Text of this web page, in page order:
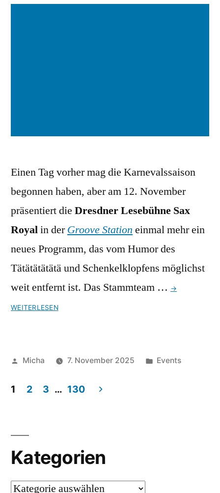
Einen Tag vorher mag die Karnevalssaison
begonnen haben, aber am 12. November
präsentiert die Dresdner Lesebühne Sax
Royalin derGroove Station einmal mehr ein
neues Programm, das vom Humor des
Tätätätätätä und Schenkelklopfens möglichst
weit entfernt ist. Das Stammteam … →
WEITERLESEN
Veröffentlicht
Micha 7. November 2025
Veröffentlicht
Events
der
Beiträge
1 2 3 … 130
Kategorien
Kategorien